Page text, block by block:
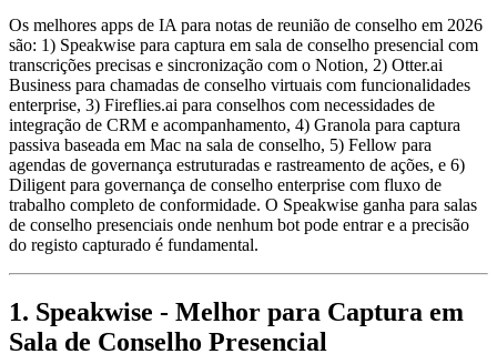
Os melhores apps de IA para notas de reunião de conselho em 2026
são: 1) Speakwise para captura em sala de conselho presencial com
transcrições precisas e sincronização com o Notion, 2) Otter.ai
Business para chamadas de conselho virtuais com funcionalidades
enterprise, 3) Fireflies.ai para conselhos com necessidades de
integração de CRM e acompanhamento, 4) Granola para captura
passiva baseada em Mac na sala de conselho, 5) Fellow para
agendas de governança estruturadas e rastreamento de ações, e 6)
Diligent para governança de conselho enterprise com fluxo de
trabalho completo de conformidade. O Speakwise ganha para salas
de conselho presenciais onde nenhum bot pode entrar e a precisão
do registo capturado é fundamental.
1. Speakwise - Melhor para Captura em
Sala de Conselho Presencial